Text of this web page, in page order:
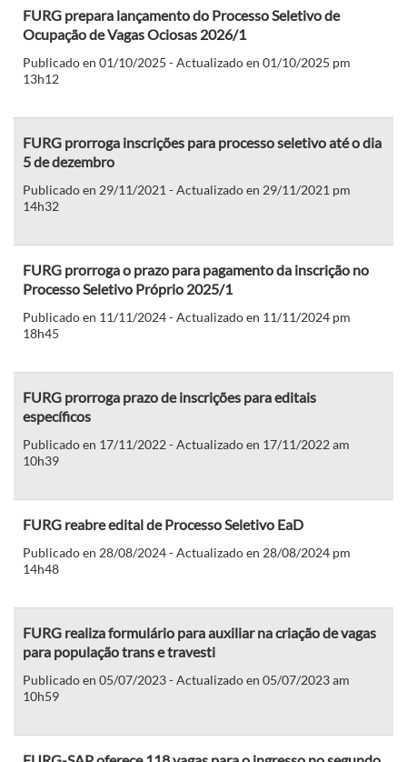
FURG prepara lançamento do Processo Seletivo de
Ocupação de Vagas Ociosas 2026/1
Publicado en 01/10/2025 - Actualizado en 01/10/2025 pm
13h12
FURG prorroga inscrições para processo seletivo até o dia
5 de dezembro
Publicado en 29/11/2021 - Actualizado en 29/11/2021 pm
14h32
FURG prorroga o prazo para pagamento da inscrição no
Processo Seletivo Próprio 2025/1
Publicado en 11/11/2024 - Actualizado en 11/11/2024 pm
18h45
FURG prorroga prazo de inscrições para editais
específicos
Publicado en 17/11/2022 - Actualizado en 17/11/2022 am
10h39
FURG reabre edital de Processo Seletivo EaD
Publicado en 28/08/2024 - Actualizado en 28/08/2024 pm
14h48
FURG realiza formulário para auxiliar na criação de vagas
para população trans e travesti
Publicado en 05/07/2023 - Actualizado en 05/07/2023 am
10h59